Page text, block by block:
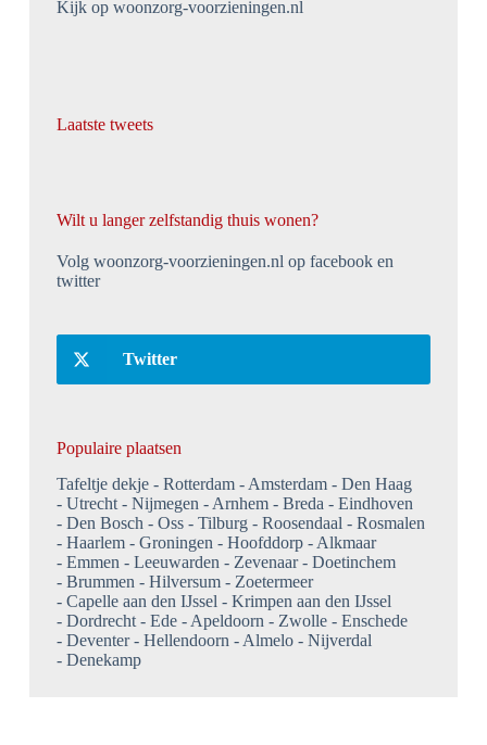
Kijk op woonzorg-voorzieningen.nl
Laatste tweets
Wilt u langer zelfstandig thuis wonen?
Volg woonzorg-voorzieningen.nl op facebook en
twitter
Twitter
Populaire plaatsen
Tafeltje dekje
Rotterdam Amsterdam
Den Haag
Utrecht
Nijmegen Arnhem Breda
Eindhoven
Den Bosch
Oss Tilburg Roosendaal
Rosmalen
Haarlem
Groningen Hoofddorp
Alkmaar
Emmen
Leeuwarden Zevenaar
Doetinchem
Brummen
Hilversum
Zoetermeer
Capelle aan den IJssel
Krimpen aan den IJssel
Dordrecht
Ede Apeldoorn Zwolle
Enschede
Deventer
Hellendoorn Almelo
Nijverdal
Denekamp